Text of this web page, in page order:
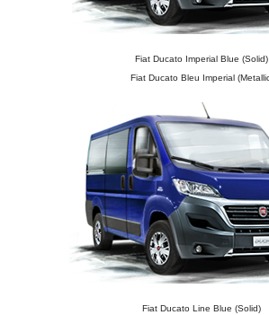
Fiat Ducato Imperial Blue (Solid)
Fiat Ducato Bleu Imperial
Fiat Ducato Line Blue (Solid)